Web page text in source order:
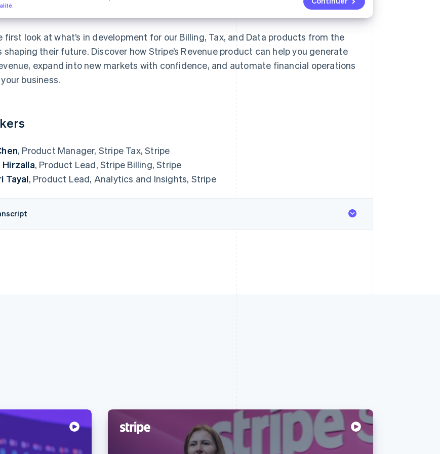
first look at what’s in development for our Billing, Tax, and Data products from the
shaping their future. Discover how Stripe’s Revenue product can help you generate
expand into new markets with confidence, and automate financial operations
business.
, Product Manager, Stripe Tax, Stripe
Hirzalla, Product Lead, Stripe Billing, Stripe
Tayal, Product Lead, Analytics and Insights, Stripe